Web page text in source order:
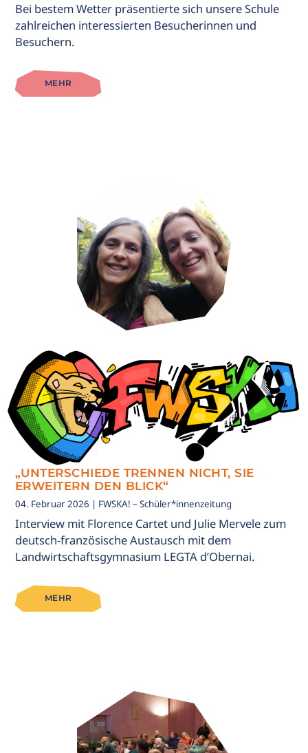
Bei bestem Wetter präsentierte sich unsere Schule
zahlreichen interessierten Besucherinnen und
Besuchern.
MEHR
„UNTERSCHIEDE TRENNEN NICHT, SIE
ERWEITERN DEN BLICK“
04. Februar 2026 | FWSKA! – Schüler*innenzeitung
Interview mit Florence Cartet und Julie Mervele zum
deutsch-französische Austausch mit dem
Landwirtschaftsgymnasium LEGTA d’Obernai.
MEHR